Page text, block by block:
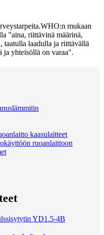
mukaan
"aina, riittävinä määrinä,
taatulla laadulla ja riittävällä
ja yhteisöllä on varaa".
kaasulaitteet
ruoanlaittoon